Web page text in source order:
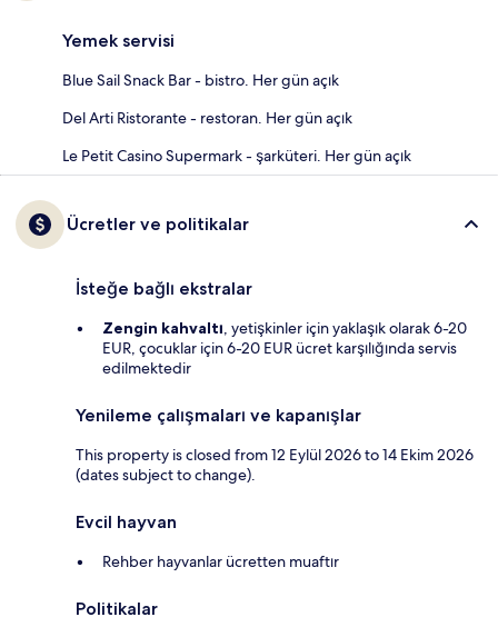
Yemek servisi
Blue Sail Snack Bar - bistro. Her gün açık
Del Arti Ristorante - restoran. Her gün açık
Le Petit Casino Supermark - şarküteri. Her gün açık
Ücretler ve politikalar
İsteğe bağlı ekstralar
Zengin kahvaltı, yetişkinler için yaklaşık olarak 6-20
EUR, çocuklar için 6-20 EUR ücret karşılığında servis
edilmektedir
Yenileme çalışmaları ve kapanışlar
This property is closed from 12 Eylül 2026 to 14 Ekim 2026
(dates subject to change).
Evcil hayvan
Rehber hayvanlar ücretten muaftır
Politikalar